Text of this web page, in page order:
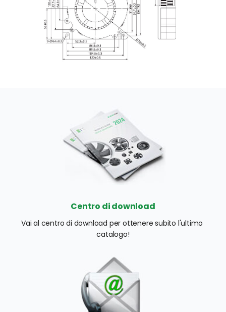
Centro di download
Vai al centro di download per ottenere subito l'ultimo
catalogo!